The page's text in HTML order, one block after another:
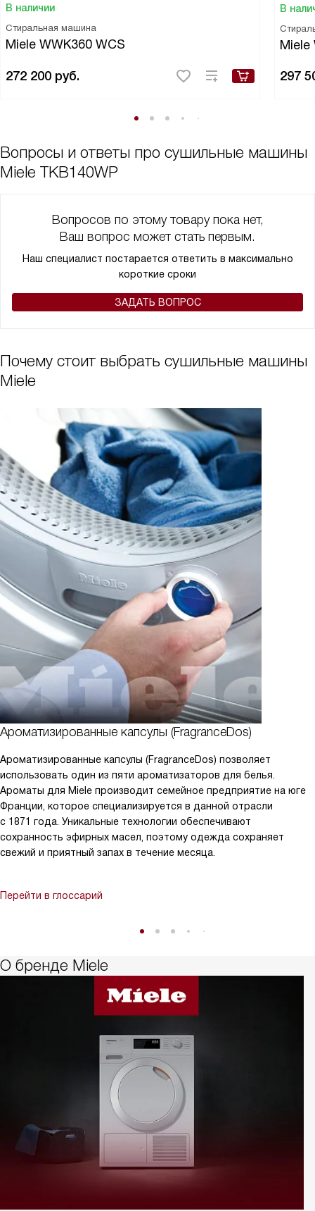
В наличии
Стиральная машина
Miele WWK360 WCS
272 200 руб.
В
Miele
297
Вопросы и ответы про сушильные машины
Miele TKB140WP
Вопросов по этому товару пока нет,
Ваш вопрос может стать первым.
Наш специалист постарается ответить в максимально
короткие сроки
ЗАДАТЬ ВОПРОС
Почему стоит выбрать сушильные машины
Miele
Ароматизированные капсулы (FragranceDos)
Ароматизированные капсулы (FragranceDos) позволяет
использовать один из пяти ароматизаторов для белья.
Ароматы для Miele производит семейное предприятие на юге
Франции, которое специализируется в данной отрасли
с 1871 года. Уникальные технологии обеспечивают
сохранность эфирных масел, поэтому одежда сохраняет
свежий и приятный запах в течение месяца.
Перейти в глоссарий
О бренде Miele